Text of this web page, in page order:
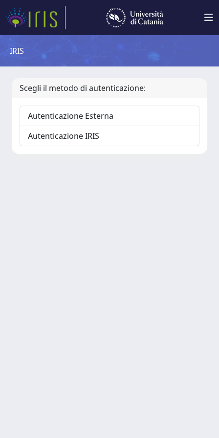
IRIS
Scegli il metodo di autenticazione:
Autenticazione Esterna
Autenticazione IRIS